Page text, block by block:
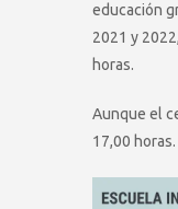
educación
2021 y
horas.
Aunque el
17,00 horas.